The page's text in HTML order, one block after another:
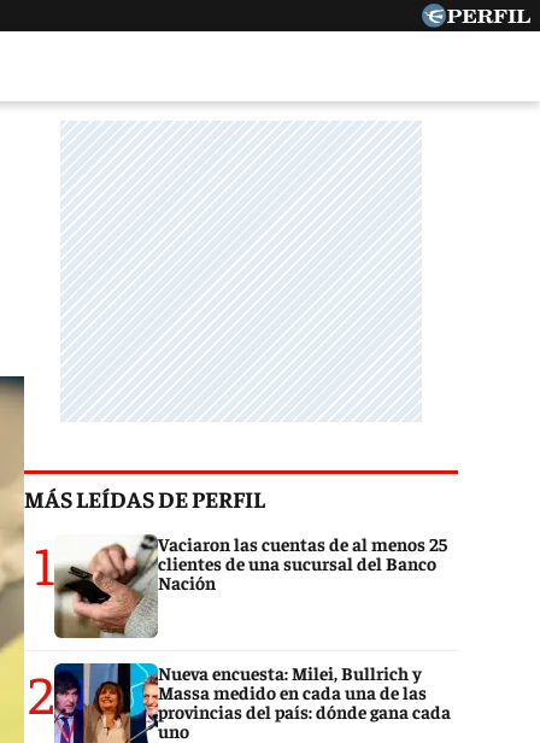
MÁS LEÍDAS DE PERFIL
1
Vaciaron las cuentas de al menos 25
clientes de una sucursal del Banco
Nación
2
Nueva encuesta: Milei, Bullrich y
Massa medido en cada una de las
provincias del país: dónde gana cada
uno